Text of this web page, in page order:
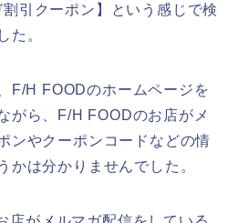
引クーポン】という感じで検
た。
F/H FOODのホームページを
がら、F/H FOODのお店がメ
ンやクーポンコードなどの情
かは分かりませんでした。